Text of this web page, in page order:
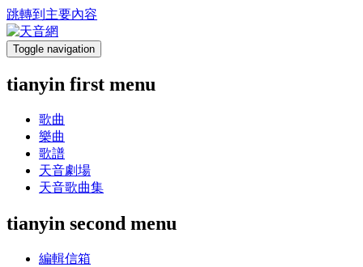
跳轉到主要內容
Toggle navigation
tianyin first menu
歌曲
樂曲
歌譜
天音劇場
天音歌曲集
tianyin second menu
編輯信箱